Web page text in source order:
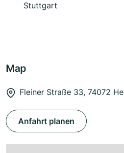
Stuttgart
Map
Fleiner Straße 33, 74072
Anfahrt planen